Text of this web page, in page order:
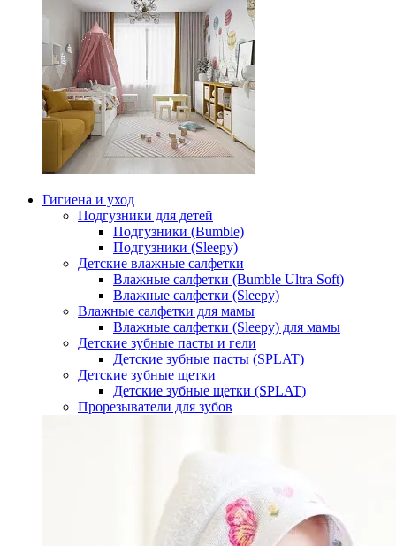
Гигиена и уход
Подгузники для детей
Подгузники (Bumble)
Подгузники (Sleepy)
Детские влажные салфетки
Влажные салфетки (Bumble Ultra Soft)
Влажные салфетки (Sleepy)
Влажные салфетки для мамы
Влажные салфетки (Sleepy) для мамы
Детские зубные пасты и гели
Детские зубные пасты (SPLAT)
Детские зубные щетки
Детские зубные щетки (SPLAT)
Прорезыватели для зубов